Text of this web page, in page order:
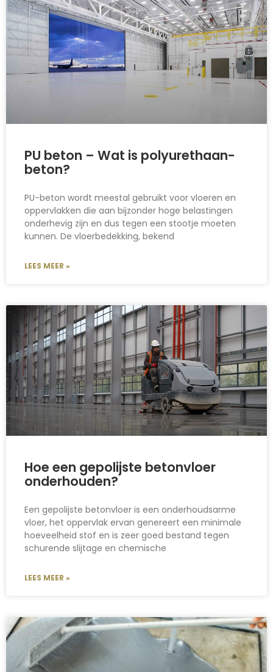
PU beton – Wat is polyurethaan-
beton?
PU-beton wordt meestal gebruikt voor vloeren en
oppervlakken die aan bijzonder hoge belastingen
onderhevig zijn en dus tegen een stootje moeten
kunnen. De vloerbedekking, bekend
LEES MEER »
Hoe een gepolijste betonvloer
onderhouden?
Een gepolijste betonvloer is een onderhoudsarme
vloer, het oppervlak ervan genereert een minimale
hoeveelheid stof en is zeer goed bestand tegen
schurende slijtage en chemische
LEES MEER »